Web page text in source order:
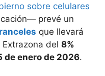
sobre celulares
prevé un
que llevará
del 8%
de enero de 2026.